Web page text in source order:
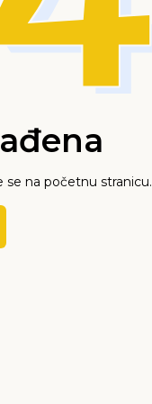
na početnu stranicu.